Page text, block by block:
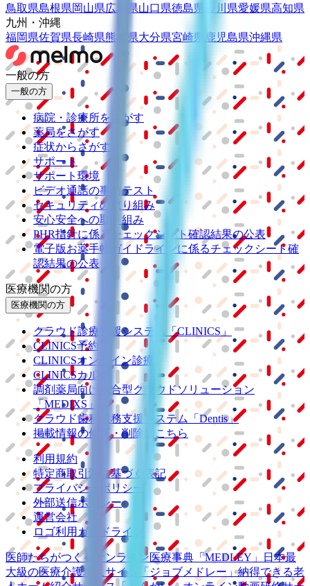
鳥取県島根県岡山県広島県山口県徳島県 香川県愛媛県高知県
九州・沖縄
福岡県佐賀県長崎県熊本県大分県宮崎県 鹿児島県沖縄県
一般の方
一般の方
病院・診療所をさがす
薬局をさがす
症状からさがす
サポート
サポート環境
ビデオ通話の事前テスト
セキュリティの取り組み
安心安全への取り組み
PHR指針に係るチェックシート確認結果の公表
電子版お薬手帳ガイドラインに係るチェックシート確
認結果の公表
医療機関の方
医療機関の方
クラウド診療 支援システム
「CLINICS」
CLINICS予約
CLINICSオンライン診療
CLINICSカルテ
調剤薬局向け統合型クラウドソリューション
「MEDIXS」
クラウド歯科業務支援システム
「Dentis」
掲載情報の修正・削除はこちら
利用規約
特定商取引法に基づく表記
プライバシーポリシー
外部送信ポリシー
運営会社
ロゴ利用ガイドライン
医師たちがつくる オンライン医療事典 「MEDLEY」
日本最
大級の医療介護求人サイト 「ジョブメドレー」納得できる老